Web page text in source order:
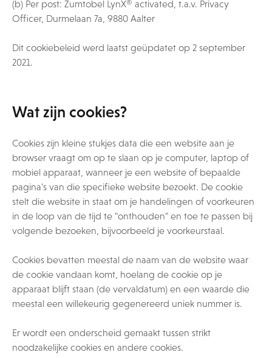
(b) Per post: Zumtobel LynX® activated, t.a.v. Privacy
Officer, Durmelaan 7a, 9880 Aalter
Dit cookiebeleid werd laatst geüpdatet op 2 september
2021.
Wat zijn cookies?
Cookies zijn kleine stukjes data die een website aan je
browser vraagt om op te slaan op je computer, laptop of
mobiel apparaat, wanneer je een website of bepaalde
pagina's van die specifieke website bezoekt. De cookie
stelt die website in staat om je handelingen of voorkeuren
in de loop van de tijd te "onthouden" en toe te passen bij
volgende bezoeken, bijvoorbeeld je voorkeurstaal.
Cookies bevatten meestal de naam van de website waar
de cookie vandaan komt, hoelang de cookie op je
apparaat blijft staan (de vervaldatum) en een waarde die
meestal een willekeurig gegenereerd uniek nummer is.
Er wordt een onderscheid gemaakt tussen strikt
noodzakelijke cookies en andere cookies.